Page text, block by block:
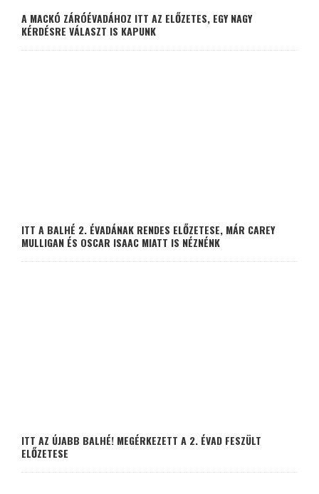
A MACKÓ ZÁRÓÉVADÁHOZ ITT AZ ELŐZETES, EGY NAGY
KÉRDÉSRE VÁLASZT IS KAPUNK
ITT A BALHÉ 2. ÉVADÁNAK RENDES ELŐZETESE, MÁR CAREY
MULLIGAN ÉS OSCAR ISAAC MIATT IS NÉZNÉNK
ITT AZ ÚJABB BALHÉ! MEGÉRKEZETT A 2. ÉVAD FESZÜLT
ELŐZETESE